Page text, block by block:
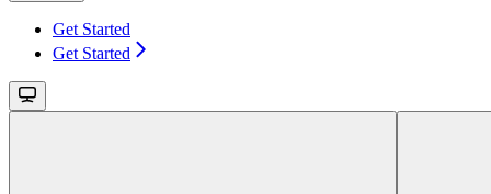
Get Started
Get Started